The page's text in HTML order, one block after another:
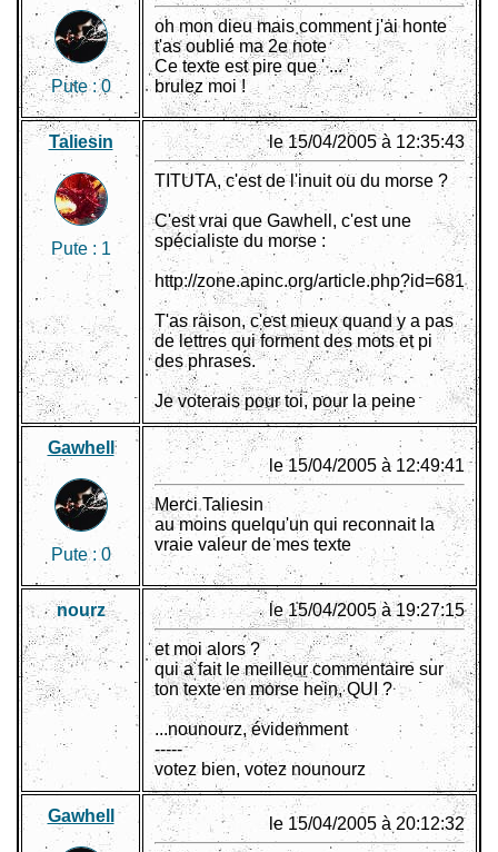
Pute :0
oh mon dieu mais comment j'ai honte
t'as oublié ma 2e note
Ce texte est pire que ' ... '
brulez moi !
Taliesin
Pute : 1
le 15/04/2005 à 12:35:43
TITUTA, c'est de l'inuit ou du morse ?
C'est vrai que Gawhell, c'est une
spécialiste du morse :
http://zone.apinc.org/article.php?id=681
T'as raison, c'est mieux quand y a pas
de lettres qui forment des mots et pi
des phrases.
Je voterais pour toi, pour la peine
Gawhell
Pute :0
le 15/04/2005 à 12:49:41
Merci Taliesin
au moins quelqu'un qui reconnait la
vraie valeur de mes texte
nourz le 15/04/2005 à 19:27:15
et moi alors ?
qui a fait le meilleur commentaire sur
ton texte en morse hein, QUI ?
...nounourz, évidemment
-----
votez bien, votez nounourz
Gawhell le 15/04/2005 à 20:12:32